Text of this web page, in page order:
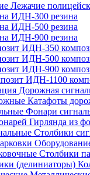
Лежачие
ИДН-300 резина
ИДН-500 резина
ИДН-900 резина
ИДН-350
ИДН-500
ИДН-900
ИДН-1100
Дорожная
Катафоты
Фонари
Гирлянда из
Столбики
Столбики